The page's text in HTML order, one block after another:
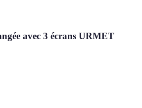
avec 3 écrans URMET